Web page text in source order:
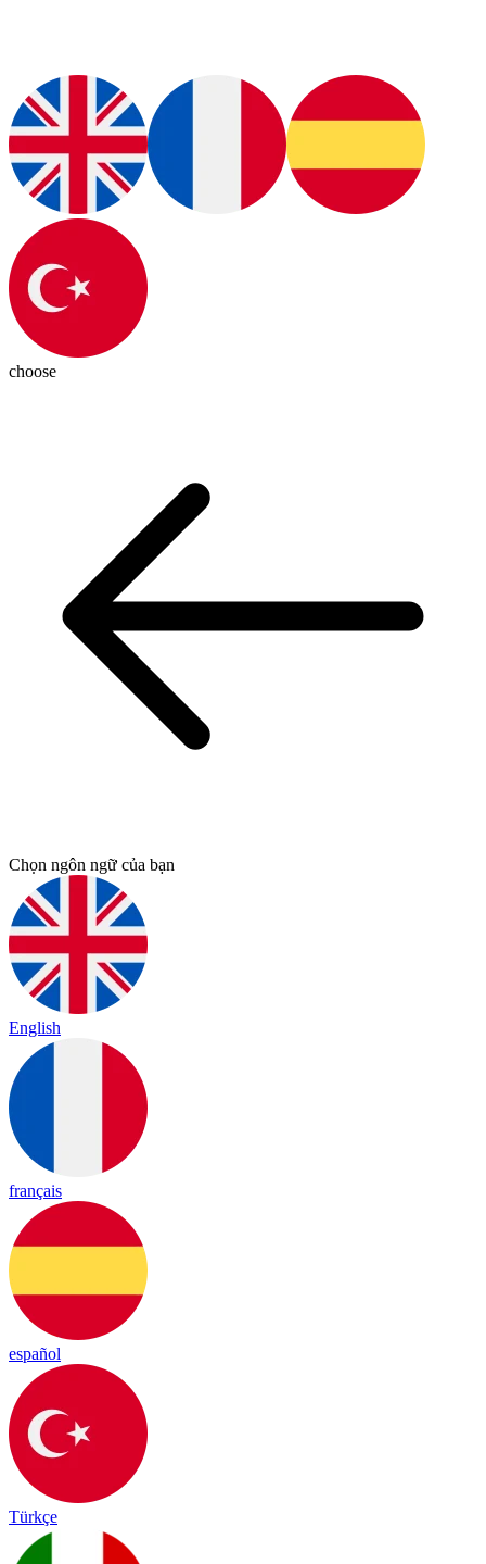
choose
Chọn ngôn ngữ của bạn
English
français
español
Türkçe